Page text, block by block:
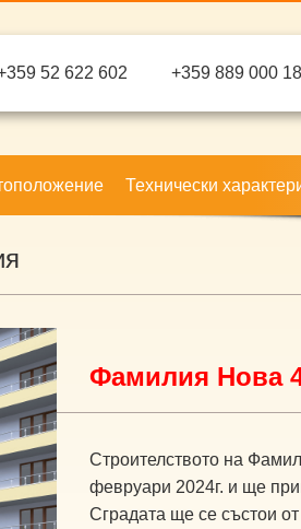
52 622 602 +359 889 000
Технически
Фамилия Нова
Строителството на
февруари 2024г. и ще
Сградата ще се състои